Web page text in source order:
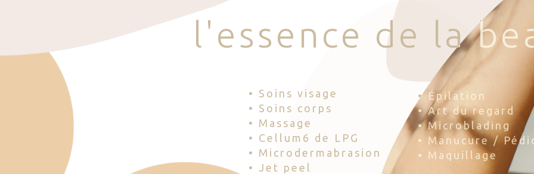
l 'esse nce d e la be
• Soins visage
• Soins corps
• Massage
• Cellum6 de LPG
• Microdermabrasion
• Jet peel
• Épilation
• Art du regard
• Microblading
• Manucure /
• Maquillage